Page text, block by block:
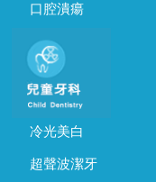
口腔潰瘍
冷光美白
超聲波潔牙